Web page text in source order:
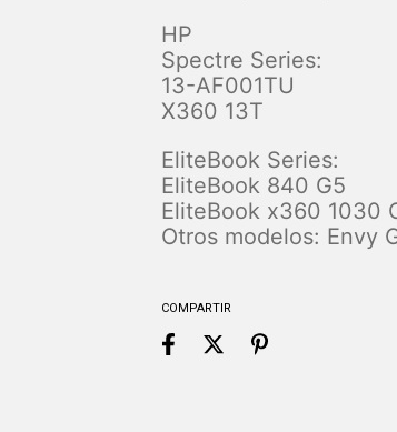
HP
Spectre Series:
13-AF001TU
X360 13T
EliteBook Series:
EliteBook 840 G5
EliteBook x360 1030
Otros modelos: Envy
COMPARTIR